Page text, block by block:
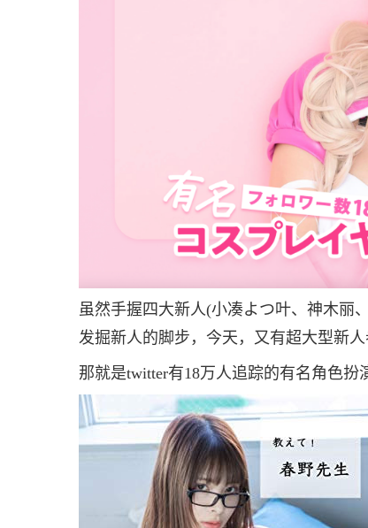
虽然手握四大新人(小凑よつ叶、神木丽
发掘新人的脚步，今天，又有超大型新
那就是twitter有18万人追踪的有名角色扮